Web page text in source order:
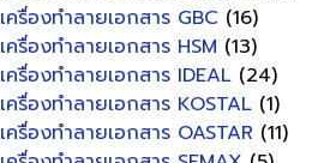
เครื่องทำลายเอกสาร GBC (16)
เครื่องทำลายเอกสาร HSM (13)
เครื่องทำลายเอกสาร IDEAL (24)
เครื่องทำลายเอกสาร KOSTAL (1)
เครื่องทำลายเอกสาร OASTAR (11)